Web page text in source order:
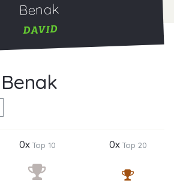
Benak
DAVID
0xTop 10 0xTop 20